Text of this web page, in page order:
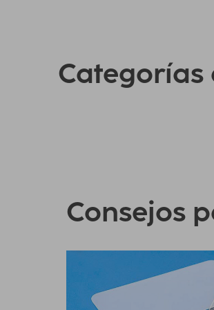
Categorías
Consejos